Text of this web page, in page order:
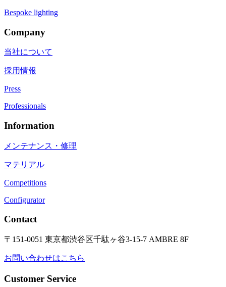
Bespoke lighting
Company
当社について
採用情報
Press
Professionals
Information
メンテナンス・修理
マテリアル
Competitions
Configurator
Contact
〒151-0051 東京都渋谷区千駄ヶ谷3-15-7 AMBRE 8F
お問い合わせはこちら
Customer Service